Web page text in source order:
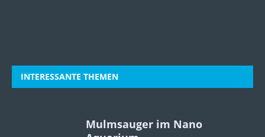
INTERESSANTE THEMEN
Mulmsauger im Nano